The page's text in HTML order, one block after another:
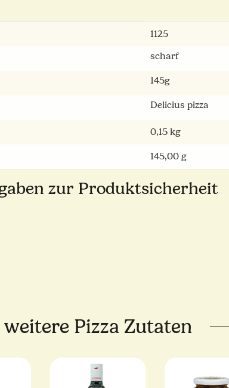
1125
scharf
145g
Delicius pizza
0,15 kg
145,00 g
zur Produktsicherheit
weitere Pizza Zutaten